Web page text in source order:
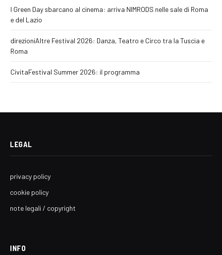
I Green Day sbarcano al cinema: arriva NIMRODS nelle sale di Roma
e del Lazio
direzioniAltre Festival 2026: Danza, Teatro e Circo tra la Tuscia e
Roma
CivitaFestival Summer 2026: il programma
LEGAL
privacy policy
cookie policy
note legali / copyright
INFO